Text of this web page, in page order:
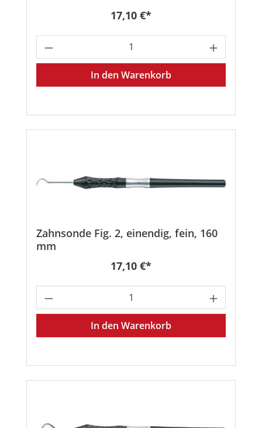
Regulärer Preis:
17,10 €*
Produkt Anzahl: Gib den
In den Warenkorb
Zahnsonde Fig. 2, einendig, fein, 160
mm
Regulärer Preis:
17,10 €*
Produkt Anzahl: Gib den
In den Warenkorb